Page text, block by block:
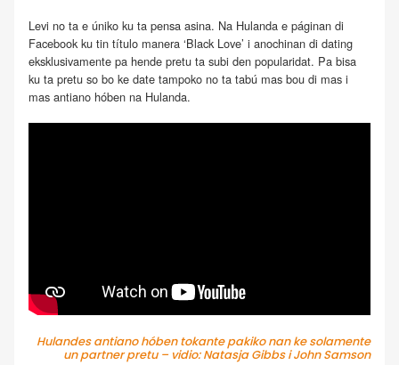
Levi no ta e úniko ku ta pensa asina. Na Hulanda e páginan di
Facebook ku tin título manera ‘Black Love’ i anochinan di dating
eksklusivamente pa hende pretu ta subi den popularidat. Pa bisa
ku ta pretu so bo ke date tampoko no ta tabú mas bou di mas i
mas antiano hóben na Hulanda.
Hulandes antiano hóben tokante pakiko nan ke solamente
un partner pretu – vidio: Natasja Gibbs i John Samson